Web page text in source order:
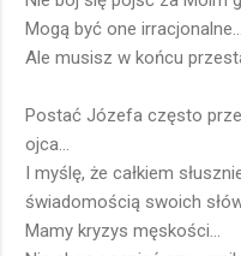
Mogą być one
Ale musisz w końcu
Postać Józefa często
ojca...
I myślę, że całkiem
świadomością swoich
Mamy kryzys męskości...